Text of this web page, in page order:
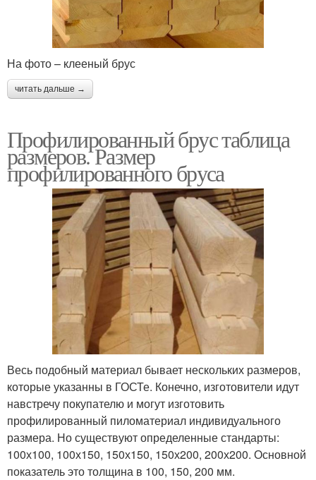
На фото – клееный брус
читать дальше →
Профилированный брус таблица
размеров. Размер
профилированного бруса
Весь подобный материал бывает нескольких размеров,
которые указанны в ГОСТе. Конечно, изготовители идут
навстречу покупателю и могут изготовить
профилированный пиломатериал индивидуального
размера. Но существуют определенные стандарты:
100х100, 100х150, 150х150, 150х200, 200х200. Основной
показатель это толщина в 100, 150, 200 мм.